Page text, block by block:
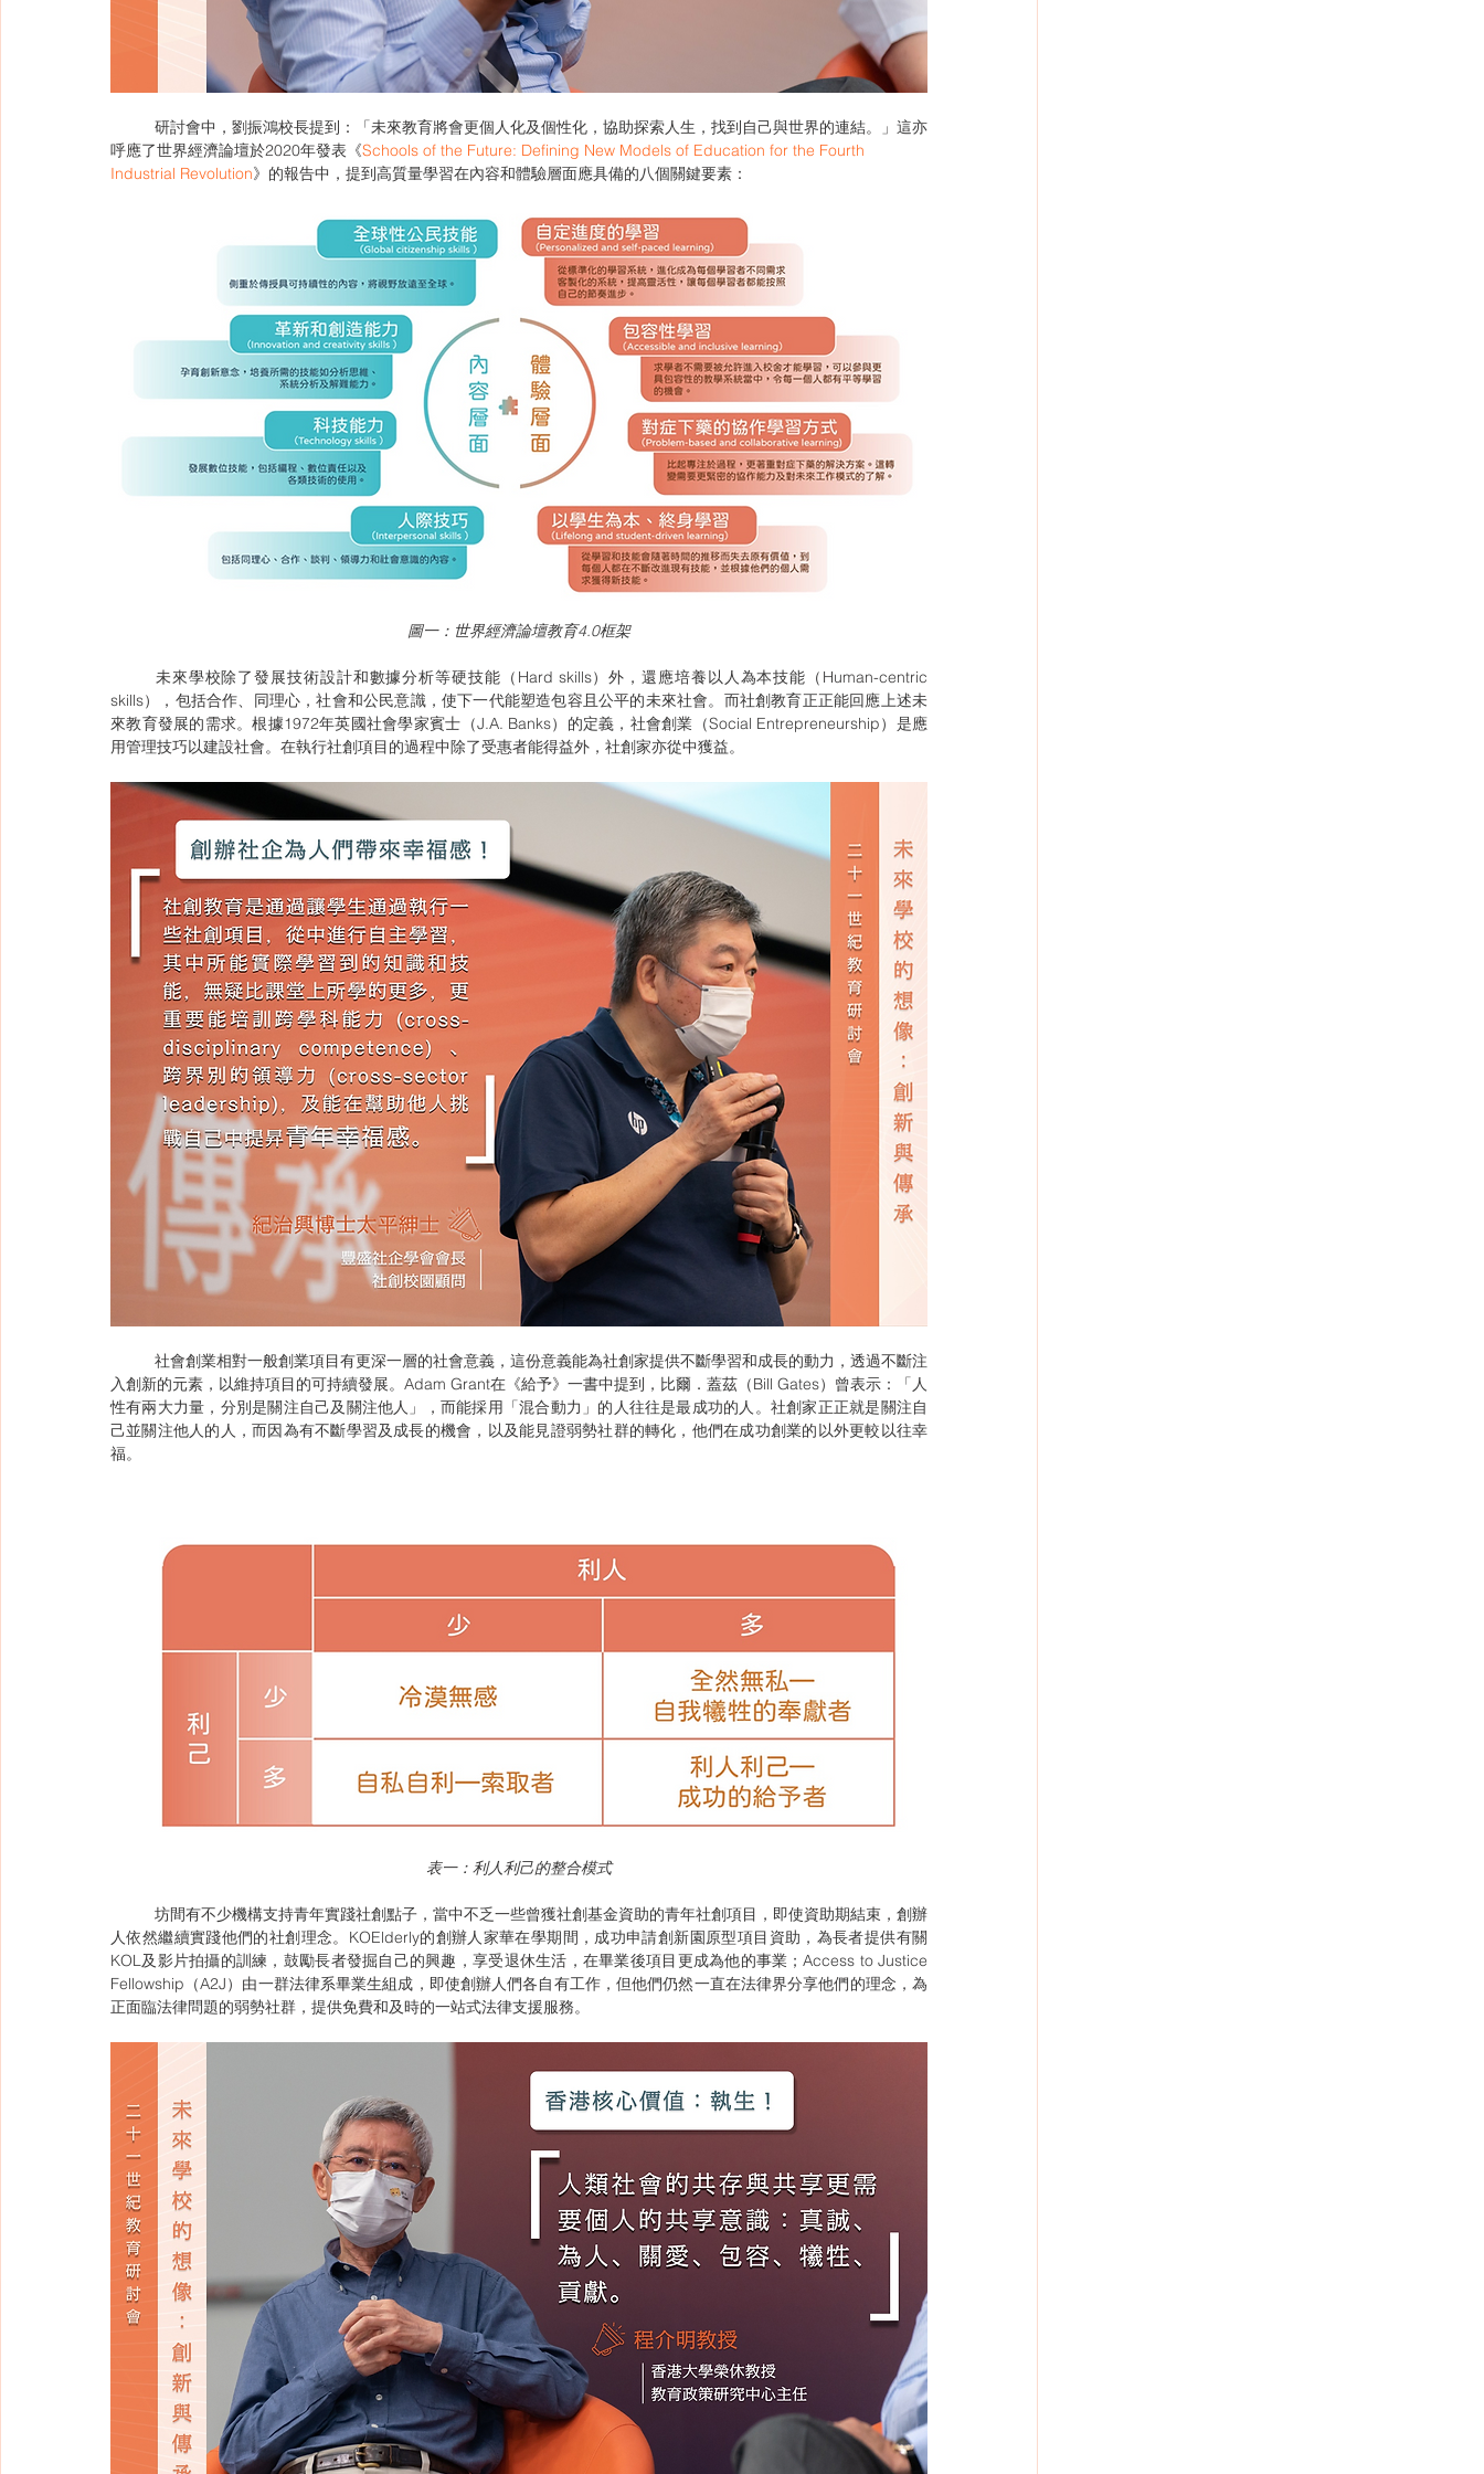
呼應了世界經濟論壇於2020年發表《Schools of the Future: Defining New Models of Education for the Fourth
Industrial Revolution》的報告中，提到高質量學習在內容和體驗層面應具備的八個關鍵要素：
圖一：世界經濟論壇教育4.0框架
skills），包括合作、同理心，社會和公民意識，使下一代能塑造包容且公平的未來社會。而社創教育正正能回應上述未
來教育發展的需求。根據1972年英國社會學家賓士（J.A. Banks）的定義，社會創業（Social Entrepreneurship）是應
用管理技巧以建設社會。在執行社創項目的過程中除了受惠者能得益外，社創家亦從中獲益。
入創新的元素，以維持項目的可持續發展。Adam Grant在《給予》一書中提到，比爾．蓋茲（Bill Gates）曾表示：「人
性有兩大力量，分別是關注自己及關注他人」，而能採用「混合動力」的人往往是最成功的人。社創家正正就是關注自
己並關注他人的人，而因為有不斷學習及成長的機會，以及能見證弱勢社群的轉化，他們在成功創業的以外更較以往幸
福。
表一：利人利己的整合模式
人依然繼續實踐他們的社創理念。KOElderly的創辦人家華在學期間，成功申請創新園原型項目資助，為長者提供有關
KOL及影片拍攝的訓練，鼓勵長者發掘自己的興趣，享受退休生活，在畢業後項目更成為他的事業；Access to Justice
Fellowship（A2J）由一群法律系畢業生組成，即使創辦人們各自有工作，但他們仍然一直在法律界分享他們的理念，為
正面臨法律問題的弱勢社群，提供免費和及時的一站式法律支援服務。